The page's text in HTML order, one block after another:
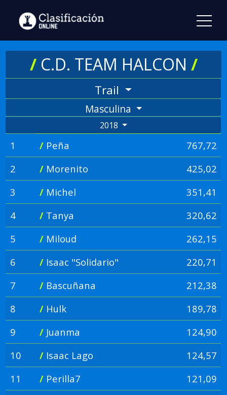
/C.D. TEAM HALCON /
Trail
Masculina
2018
1 / Peña
767,72
2
/ Morenito
425,02
3
/ Michel
351,41
4
/ Tanya
320,62
5
/ Miloud
262,15
6
/ Isaac "Solidario"
220,71
7
/ Bascuñana
212,38
8
/ Hulk
189,78
9
/ Juanma
124,90
10
/ Isaac Lago
124,57
11
/ Perilla7
121,09